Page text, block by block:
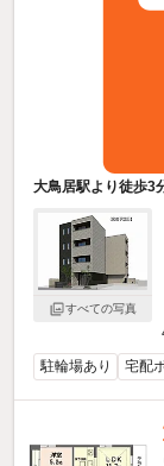
大鳥居駅より徒歩3
すべての写真
駐輪場あり
宅配